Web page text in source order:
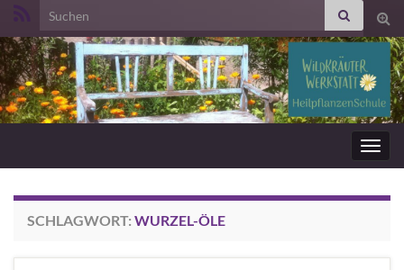
Search for:
SCHLAGWORT: WURZEL-ÖLE